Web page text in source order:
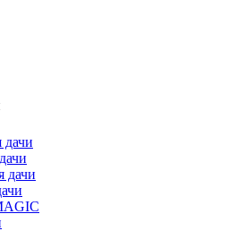
дачи
дачи